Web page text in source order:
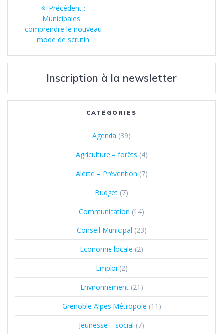
de
l’article
Précédent :Article
:
Municipales :
comprendre le nouveau
mode de scrutin
Inscription à la newsletter
CATÉGORIES
Agenda (39)
Agriculture – forêts (4)
Alerte – Prévention (7)
Budget (7)
Communication (14)
Conseil Municipal (23)
Economie locale (2)
Emploi (2)
Environnement(21)
Grenoble Alpes Métropole (11)
Jeunesse – social (7)